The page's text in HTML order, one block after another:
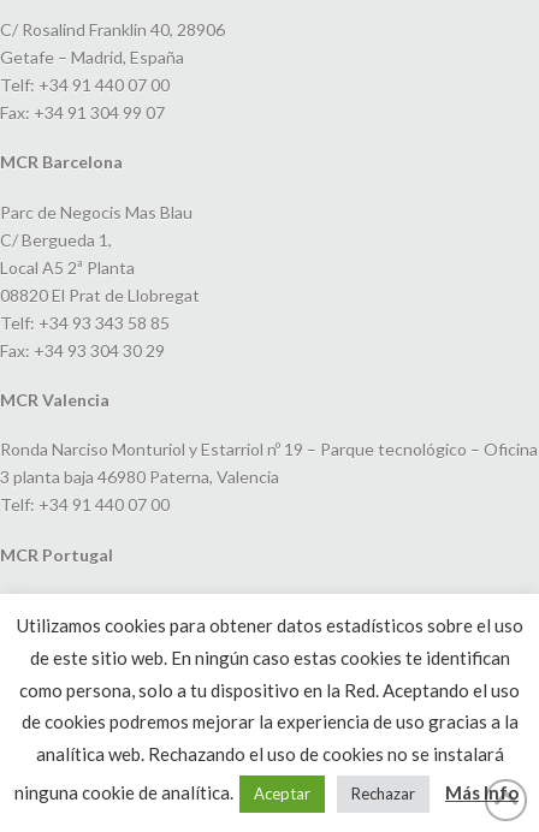
C/ Rosalind Franklin 40, 28906
Getafe – Madrid, España
Telf: +34 91 440 07 00
Fax: +34 91 304 99 07
MCR Barcelona
Parc de Negocis Mas Blau
C/ Bergueda 1,
Local A5 2ª Planta
08820 El Prat de Llobregat
Telf: +34 93 343 58 85
Fax: +34 93 304 30 29
MCR Valencia
Ronda Narciso Monturiol y Estarriol nº 19 – Parque tecnológico – Oficina
3 planta baja 46980 Paterna, Valencia
Telf: +34 91 440 07 00
MCR Portugal
João V, 24
1250-091 Lisboa, Portugal
Telf: +351 220 993 033
Utilizamos cookies para obtener datos estadísticos sobre el uso
de este sitio web. En ningún caso estas cookies te identifican
como persona, solo a tu dispositivo en la Red. Aceptando el uso
de cookies podremos mejorar la experiencia de uso gracias a la
analítica web. Rechazando el uso de cookies no se instalará
ninguna cookie de analítica.
Aceptar Rechazar Más Info